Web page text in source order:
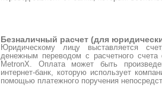
Безналичный расчет (для
Юридическому лицу выставляется
денежным переводом с расчетного счета
MetronX. Оплата может быть
интернет-банк, которую использует
помощью платежного поручения